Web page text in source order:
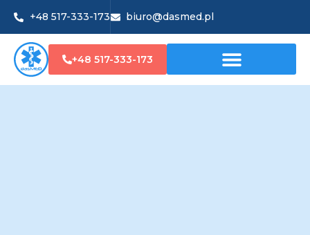
+48 517-333-173 biuro@dasmed.pl
+48 517-333-173